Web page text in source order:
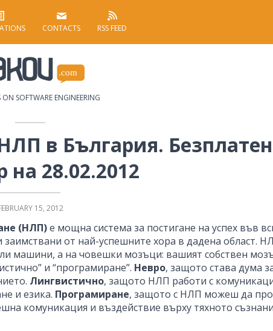
CONTACTS RSS FEED
SOFTWARE ENGINEERING
в България.
на 28.02.2012
15, 2012
(НЛП)е мощна система за постигане на успех във
от най-успешните хора в дадена област.
машини, а на човешки мозъци: вашият собствен
и “програмиране”. Невро, защото става дума
Лингвистично, защото НЛП работи с
и езика. Програмиране, защото с НЛП можеш да
комуникация и въздействие върху тяхното